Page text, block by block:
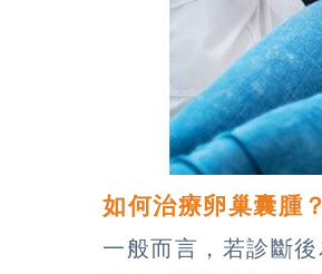
如何治療卵巢囊腫？
一般而言，若診斷